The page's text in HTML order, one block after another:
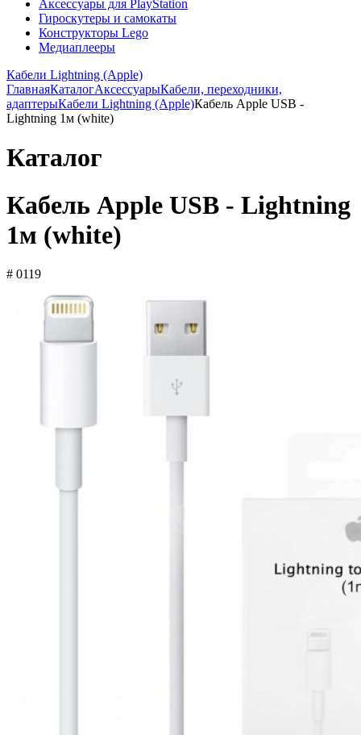
Аксессуары для PlayStation
Гироскутеры и самокаты
Конструкторы Lego
Медиаплееры
Кабели Lightning (Apple)
ГлавнаяКаталогАксессуарыКабели, переходники,
адаптерыКабели Lightning (Apple)Кабель Apple USB -
Lightning 1м (white)
Каталог
Кабель Apple USB - Lightning
1м (white)
# 0119